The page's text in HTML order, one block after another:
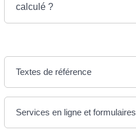
calculé ?
Textes de référence
Services en ligne et formulaires